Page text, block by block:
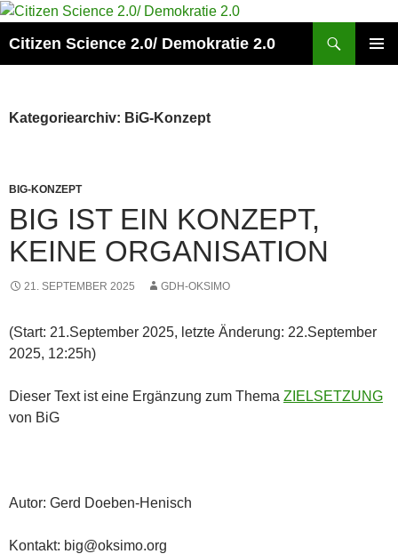
Zum
springen
Citizen Science 2.0/ Demokratie 2.0
Kategoriearchiv: BiG-Konzept
BIG-KONZEPT
BIG IST EIN KONZEPT,
KEINE ORGANISATION
21. SEPTEMBER 2025 GDH-OKSIMO
(Start: 21.September 2025, letzte Änderung: 22.September
2025, 12:25h)
Dieser Text ist eine Ergänzung zum Thema ZIELSETZUNG
von BiG
Autor: Gerd Doeben-Henisch
Kontakt: big@oksimo.org